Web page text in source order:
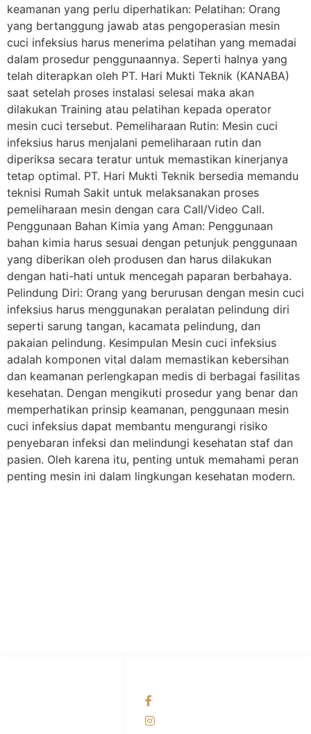
keamanan yang perlu diperhatikan: Pelatihan: Orang
yang bertanggung jawab atas pengoperasian mesin
cuci infeksius harus menerima pelatihan yang memadai
dalam prosedur penggunaannya. Seperti halnya yang
telah diterapkan oleh PT. Hari Mukti Teknik (KANABA)
saat setelah proses instalasi selesai maka akan
dilakukan Training atau pelatihan kepada operator
mesin cuci tersebut. Pemeliharaan Rutin: Mesin cuci
infeksius harus menjalani pemeliharaan rutin dan
diperiksa secara teratur untuk memastikan kinerjanya
tetap optimal. PT. Hari Mukti Teknik bersedia memandu
teknisi Rumah Sakit untuk melaksanakan proses
pemeliharaan mesin dengan cara Call/Video Call.
Penggunaan Bahan Kimia yang Aman: Penggunaan
bahan kimia harus sesuai dengan petunjuk penggunaan
yang diberikan oleh produsen dan harus dilakukan
dengan hati-hati untuk mencegah paparan berbahaya.
Pelindung Diri: Orang yang berurusan dengan mesin cuci
infeksius harus menggunakan peralatan pelindung diri
seperti sarung tangan, kacamata pelindung, dan
pakaian pelindung. Kesimpulan Mesin cuci infeksius
adalah komponen vital dalam memastikan kebersihan
dan keamanan perlengkapan medis di berbagai fasilitas
kesehatan. Dengan mengikuti prosedur yang benar dan
memperhatikan prinsip keamanan, penggunaan mesin
cuci infeksius dapat membantu mengurangi risiko
penyebaran infeksi dan melindungi kesehatan staf dan
pasien. Oleh karena itu, penting untuk memahami peran
penting mesin ini dalam lingkungan kesehatan modern.